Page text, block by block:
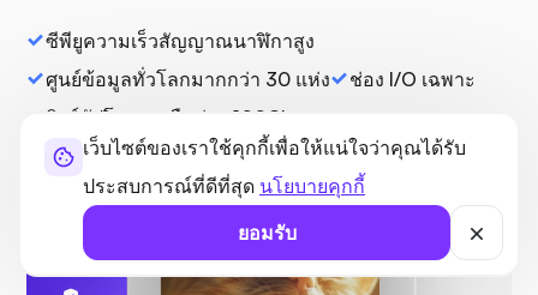
เว็บไซต์ของเราใช้คุกกี้เพื่อให้แน่ใจว่าคุณได้รับ
ประสบการณ์ที่ดีที่สุด นโยบายคุกกี้
ยอมรับ
ซีพียูความเร็วสัญญาณนาฬิกาสูง
ศูนย์ข้อมูลทั่วโลกมากกว่า 30 แห่ง
ช่อง I/O เฉพาะ
ลิงก์อัปโหลดเครือข่าย 100Gbps